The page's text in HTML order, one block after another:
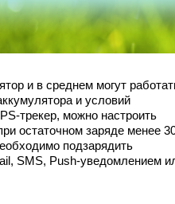
и в среднем могут
и условий
трекер, можно настроить
остаточном заряде менее
подзарядить
SMS, Push-уведомлением